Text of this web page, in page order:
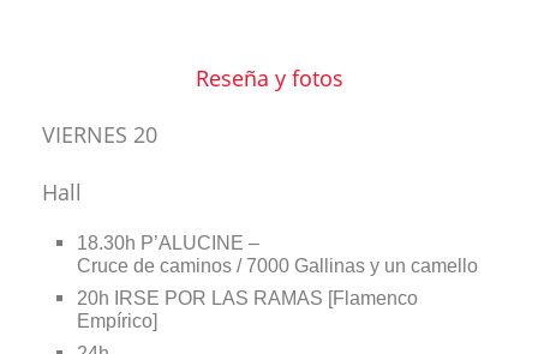
Reseña y fotos
VIERNES 20
Hall
18.30h P’ALUCINE –
Cruce de caminos / 7000 Gallinas y un camello
20h IRSE POR LAS RAMAS [Flamenco
Empírico]